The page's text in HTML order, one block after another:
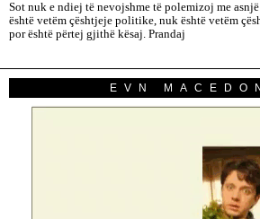
Sot nuk e ndiej të nevojshme të polemizoj me
është vetëm çështjeje politike, nuk është vetëm
por është përtej gjithë kësaj. Prandaj
EVN